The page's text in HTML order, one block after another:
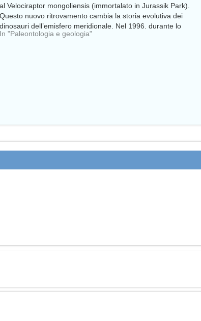
al Velociraptor mongoliensis (immortalato in Jurassik Park).
Questo nuovo ritrovamento cambia la storia evolutiva dei
dinosauri dell’emisfero meridionale. Nel 1996, durante lo
scavo dei resti di un…
In "Paleontologia e geologia"